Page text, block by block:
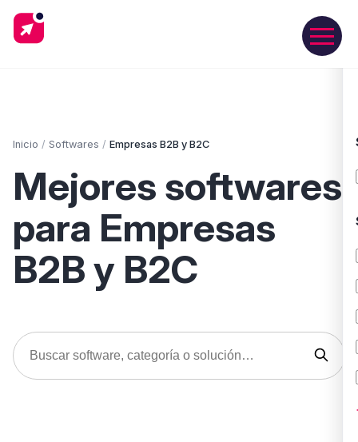
Inicio / Softwares / Empresas B2B y B2C
Mejores softwares
para Empresas
B2B y B2C